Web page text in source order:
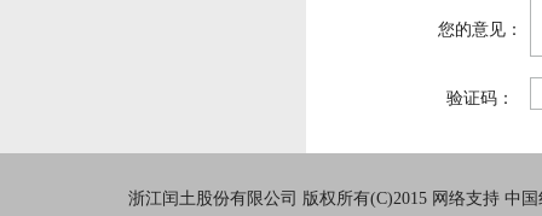
您的意见：
验证码：
浙江闰土股份有限公司 版权所有(C)2015 网络支持 中